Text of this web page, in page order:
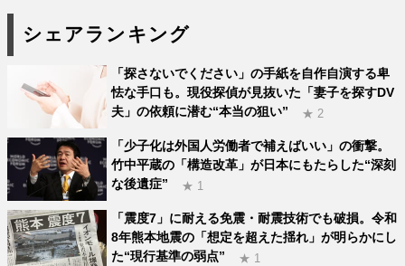
シェアランキング
「探さないでください」の手紙を自作自演する卑
怯な手口も。現役探偵が見抜いた「妻子を探すDV
夫」の依頼に潜む“本当の狙い”
★ 2
「少子化は外国人労働者で補えばいい」の衝撃。
竹中平蔵の「構造改革」が日本にもたらした“深刻
な後遺症”
★ 1
「震度7」に耐える免震・耐震技術でも破損。令和
8年熊本地震の「想定を超えた揺れ」が明らかにし
た“現行基準の弱点”
★ 1